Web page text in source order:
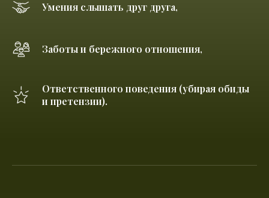
Умения слышать друг друга,
Заботы и бережного отношения,
Ответственного поведения (убирая обиды
и претензии).